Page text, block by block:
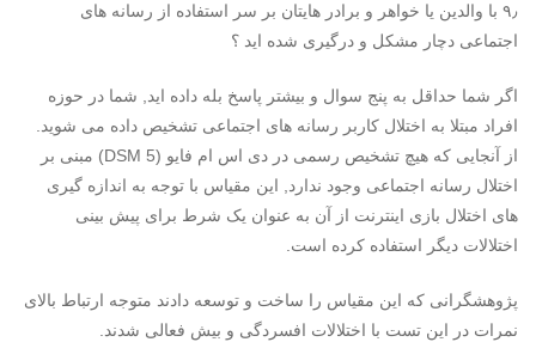
۹٫ با والدین یا خواهر و برادر هایتان بر سر استفاده از رسانه های
اجتماعی دچار مشکل و درگیری شده اید ؟
اگر شما حداقل به پنج سوال و بیشتر پاسخ بله داده اید, شما در حوزه
افراد مبتلا به اختلال کاربر رسانه های اجتماعی تشخیص داده می شوید.
از آنجایی که هیچ تشخیص رسمی در دی اس ام فایو (DSM 5) مبنی بر
اختلال رسانه اجتماعی وجود ندارد, این مقیاس با توجه به اندازه گیری
های اختلال بازی اینترنت از آن به عنوان یک شرط برای پیش بینی
اختلالات دیگر استفاده کرده است.
پژوهشگرانی که این مقیاس را ساخت و توسعه دادند متوجه ارتباط بالای
نمرات در این تست با اختلالات افسردگی و بیش فعالی شدند.